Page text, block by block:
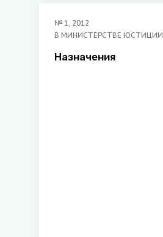
№ 1, 2012
В МИНИСТЕРСТВЕ ЮСТИЦИИ
Назначения